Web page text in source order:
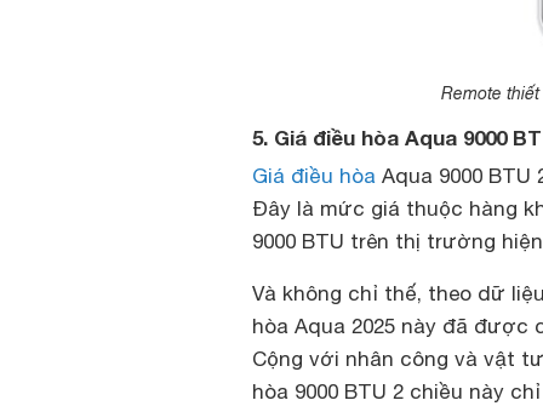
Remote
5. Giá điều hòa Aqua 9000
Giá điều hòa Aqua 9000 BTU
Đây là mức giá thuộc hàng
9000 BTU trên thị trường
Và không chỉ thế, theo dữ
hòa Aqua 2025 này đã được
Cộng với nhân công và vật
hòa 9000 BTU 2 chiều này